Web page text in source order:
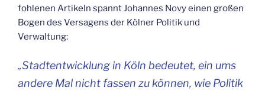
foh­le­nen Arti­keln spannt Johan­nes Novy einen gro­ßen
Bogen des Ver­sa­gens der Köl­ner Poli­tik und
Verwaltung:
„Stadt­ent­wick­lung in Köln bedeu­tet, ein ums
ande­re Mal nicht fas­sen zu kön­nen, wie Poli­tik